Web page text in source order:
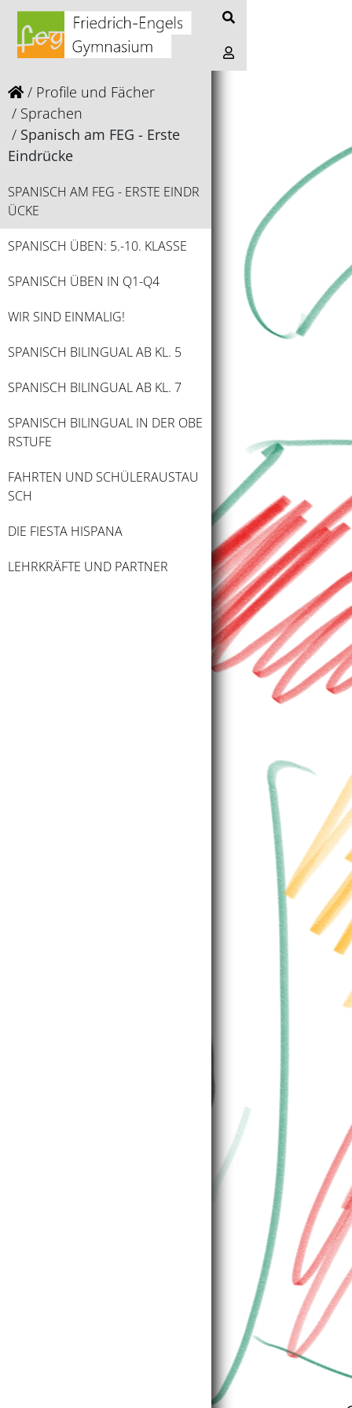
Profile und Fächer
Sprachen
Spanisch am FEG - Erste
Eindrücke
SPANISCH AM FEG - ERSTE EINDR
ÜCKE
SPANISCH ÜBEN: 5.-10. KLASSE
SPANISCH ÜBEN IN Q1-Q4
WIR SIND EINMALIG!
SPANISCH BILINGUAL AB KL. 5
SPANISCH BILINGUAL AB KL. 7
SPANISCH BILINGUAL IN DER OBE
RSTUFE
FAHRTEN UND SCHÜLERAUSTAU
SCH
DIE FIESTA HISPANA
LEHRKRÄFTE UND PARTNER